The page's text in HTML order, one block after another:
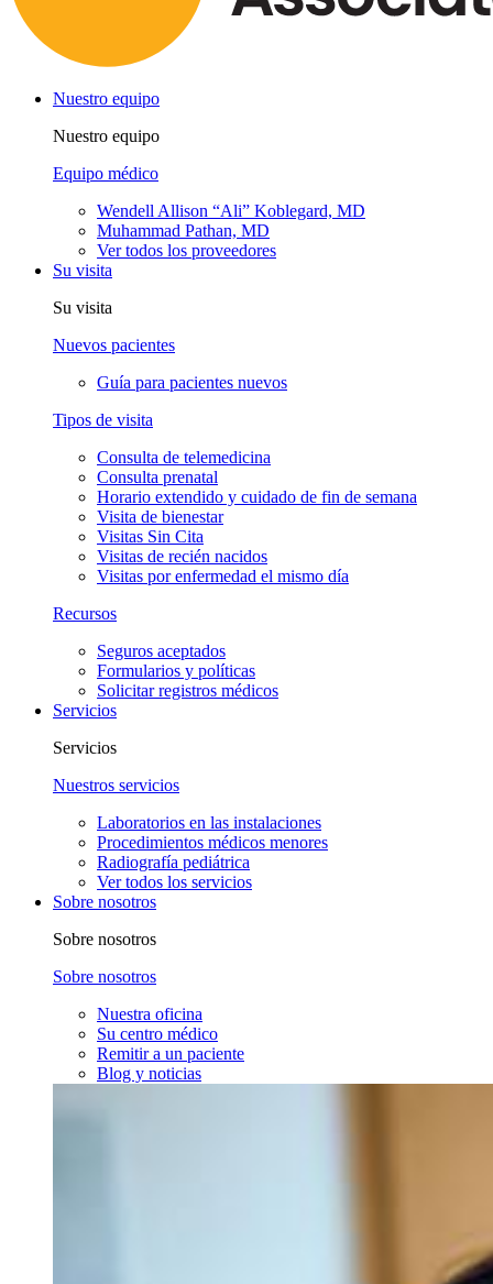
Nuestro equipo
Nuestro equipo
Equipo médico
Wendell Allison “Ali” Koblegard, MD
Muhammad Pathan, MD
Ver todos los proveedores
Su visita
Su visita
Nuevos pacientes
Guía para pacientes nuevos
Tipos de visita
Consulta de telemedicina
Consulta prenatal
Horario extendido y cuidado de fin de semana
Visita de bienestar
Visitas Sin Cita
Visitas de recién nacidos
Visitas por enfermedad el mismo día
Recursos
Seguros aceptados
Formularios y políticas
Solicitar registros médicos
Servicios
Servicios
Nuestros servicios
Laboratorios en las instalaciones
Procedimientos médicos menores
Radiografía pediátrica
Ver todos los servicios
Sobre nosotros
Sobre nosotros
Sobre nosotros
Nuestra oficina
Su centro médico
Remitir a un paciente
Blog y noticias